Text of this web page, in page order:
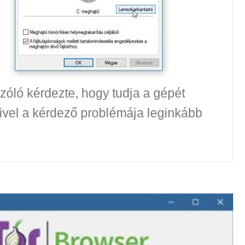
kérdezte, hogy tudja a gépét
a kérdező problémája leginkább